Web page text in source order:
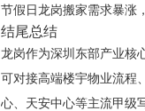
节假日龙岗搬家需求暴涨
结尾总结
龙岗作为深圳东部产业核
可对接高端楼宇物业流程
心、天安中心等主流甲级